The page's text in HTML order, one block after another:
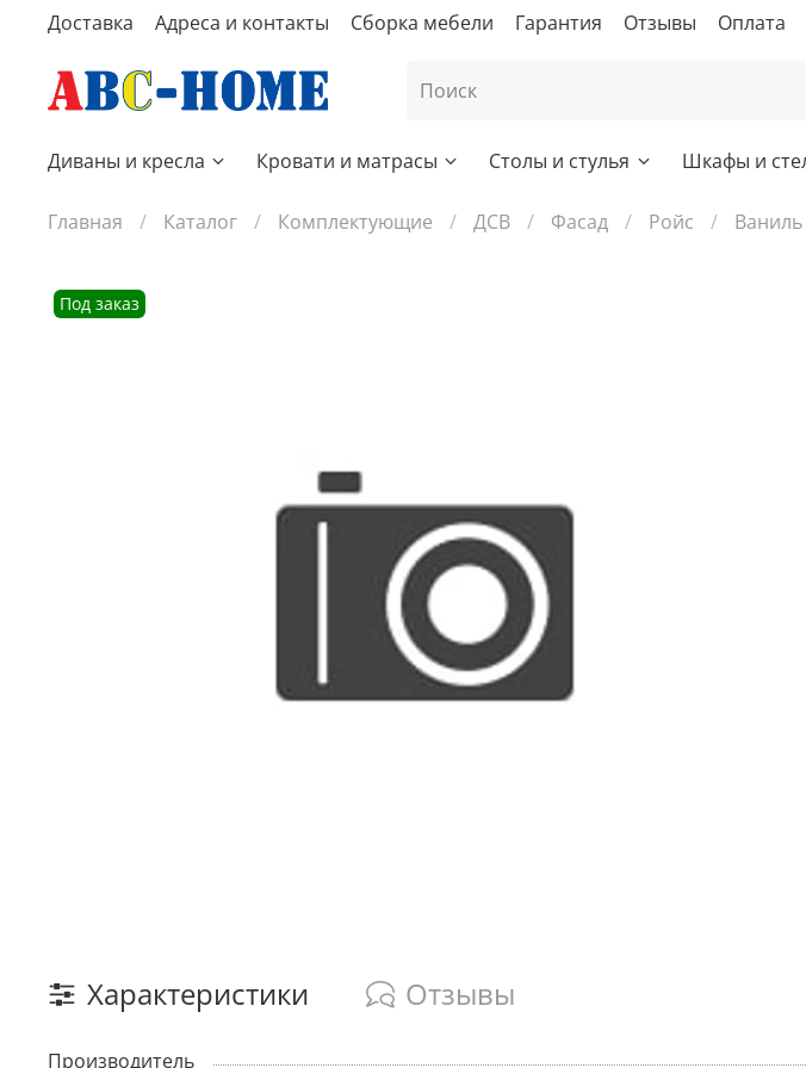
Доставка Адреса и контакты Сборка мебели Гарантия Отзывы Оплата
Диваны и кресла Кровати и матрасы Столы и стулья Шкафы и
Главная Каталог Комплектующие ДСВ Фасад Ройс
Под заказ
Характеристики Отзывы
Производитель